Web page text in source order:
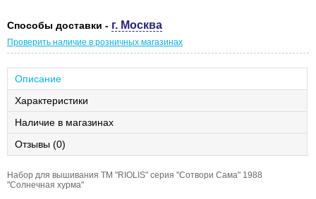
Способы доставки - г. Москва
Проверить наличие в розничных магазинах
Описание
Характеристики
Наличие в магазинах
Отзывы (0)
Набор для вышивания ТМ "RIOLIS" серия "Сотвори Сама" 1988
"Солнечная хурма"